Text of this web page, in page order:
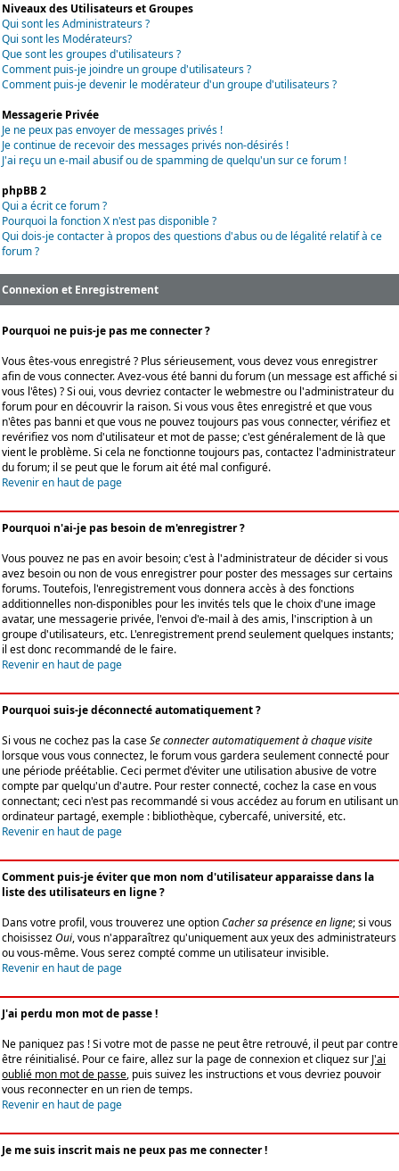
Niveaux des Utilisateurs et Groupes
Qui sont les Administrateurs ?
Qui sont les Modérateurs?
Que sont les groupes d'utilisateurs ?
Comment puis-je joindre un groupe d'utilisateurs ?
Comment puis-je devenir le modérateur d'un groupe d'utilisateurs ?
Messagerie Privée
Je ne peux pas envoyer de messages privés !
Je continue de recevoir des messages privés non-désirés !
J'ai reçu un e-mail abusif ou de spamming de quelqu'un sur ce forum !
phpBB 2
Qui a écrit ce forum ?
Pourquoi la fonction X n'est pas disponible ?
Qui dois-je contacter à propos des questions d'abus ou de légalité relatif à ce
forum ?
Connexion et Enregistrement
Pourquoi ne puis-je pas me connecter ?
Vous êtes-vous enregistré ? Plus sérieusement, vous devez vous enregistrer
afin de vous connecter. Avez-vous été banni du forum (un message est affiché si
vous l'êtes) ? Si oui, vous devriez contacter le webmestre ou l'administrateur du
forum pour en découvrir la raison. Si vous vous êtes enregistré et que vous
n'êtes pas banni et que vous ne pouvez toujours pas vous connecter, vérifiez et
revérifiez vos nom d'utilisateur et mot de passe; c'est généralement de là que
vient le problème. Si cela ne fonctionne toujours pas, contactez l'administrateur
du forum; il se peut que le forum ait été mal configuré.
Revenir en haut de page
Pourquoi n'ai-je pas besoin de m'enregistrer ?
Vous pouvez ne pas en avoir besoin; c'est à l'administrateur de décider si vous
avez besoin ou non de vous enregistrer pour poster des messages sur certains
forums. Toutefois, l'enregistrement vous donnera accès à des fonctions
additionnelles non-disponibles pour les invités tels que le choix d'une image
avatar, une messagerie privée, l'envoi d'e-mail à des amis, l'inscription à un
groupe d'utilisateurs, etc. L'enregistrement prend seulement quelques instants;
il est donc recommandé de le faire.
Revenir en haut de page
Pourquoi suis-je déconnecté automatiquement ?
Si vous ne cochez pas la caseSe connecter automatiquement à chaque visite
lorsque vous vous connectez, le forum vous gardera seulement connecté pour
une période préétablie. Ceci permet d'éviter une utilisation abusive de votre
compte par quelqu'un d'autre. Pour rester connecté, cochez la case en vous
connectant; ceci n'est pas recommandé si vous accédez au forum en utilisant un
ordinateur partagé, exemple : bibliothèque, cybercafé, université, etc.
Revenir en haut de page
Comment puis-je éviter que mon nom d'utilisateur apparaisse dans la
liste des utilisateurs en ligne ?
Dans votre profil, vous trouverez une optionCacher sa présence en ligne; si vous
choisissezOui, vous n'apparaîtrez qu'uniquement aux yeux des administrateurs
ou vous-même. Vous serez compté comme un utilisateur invisible.
Revenir en haut de page
J'ai perdu mon mot de passe !
Ne paniquez pas ! Si votre mot de passe ne peut être retrouvé, il peut par contre
être réinitialisé. Pour ce faire, allez sur la page de connexion et cliquez sur J'ai
oublié mon mot de passe, puis suivez les instructions et vous devriez pouvoir
vous reconnecter en un rien de temps.
Revenir en haut de page
Je me suis inscrit mais ne peux pas me connecter !